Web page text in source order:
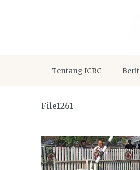
Tentang ICRC
File1261